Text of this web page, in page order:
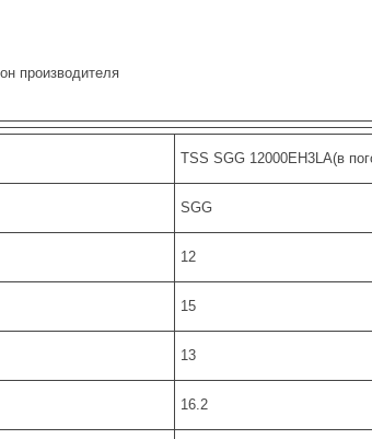
производителя
TSS SGG 12000EH3LA(в
SGG
12
15
13
16.2